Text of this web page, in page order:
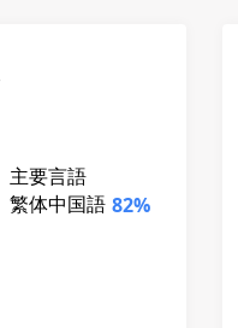
主要言語
繁体中国語 82%